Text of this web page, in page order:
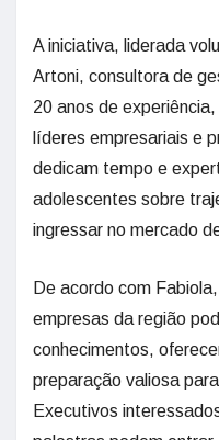
A iniciativa, liderada
Artoni, consultora de
20 anos de
líderes empresariais e
dedicam tempo e
adolescentes sobre
ingressar no mercado
De acordo com
empresas da região
conhecimentos,
preparação valiosa
Executivos